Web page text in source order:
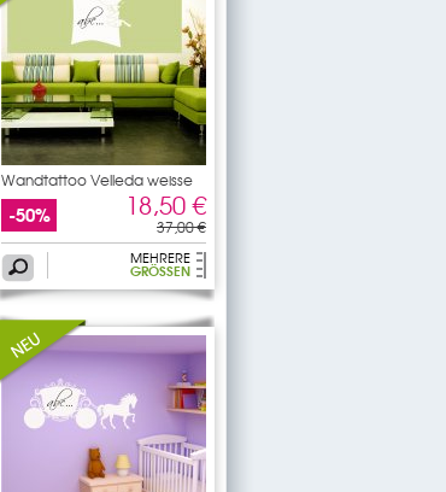
Wandtattoo Velleda weisse
-50% 18,50 €
37,00 €
MEHRERE
GRÖSSEN